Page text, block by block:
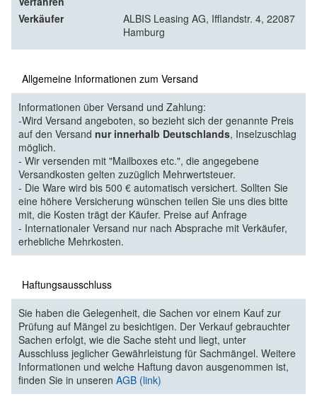
Verkäufer
ALBIS Leasing AG, Ifflandstr. 4, 22087
Hamburg
Allgemeine Informationen zum Versand
Informationen über Versand und Zahlung:
-Wird Versand angeboten, so bezieht sich der genannte Preis
auf den Versand nur innerhalb Deutschlands, Inselzuschlag
möglich.
- Wir versenden mit "Mailboxes etc.", die angegebene
Versandkosten gelten zuzüglich Mehrwertsteuer.
- Die Ware wird bis 500 € automatisch versichert. Sollten Sie
eine höhere Versicherung wünschen teilen Sie uns dies bitte
mit, die Kosten trägt der Käufer. Preise auf Anfrage
- Internationaler Versand nur nach Absprache mit Verkäufer,
erhebliche Mehrkosten.
Haftungsausschluss
Sie haben die Gelegenheit, die Sachen vor einem Kauf zur
Prüfung auf Mängel zu besichtigen. Der Verkauf gebrauchter
Sachen erfolgt, wie die Sache steht und liegt, unter
Ausschluss jeglicher Gewährleistung für Sachmängel. Weitere
Informationen und welche Haftung davon ausgenommen ist,
finden Sie in unseren AGB (link)